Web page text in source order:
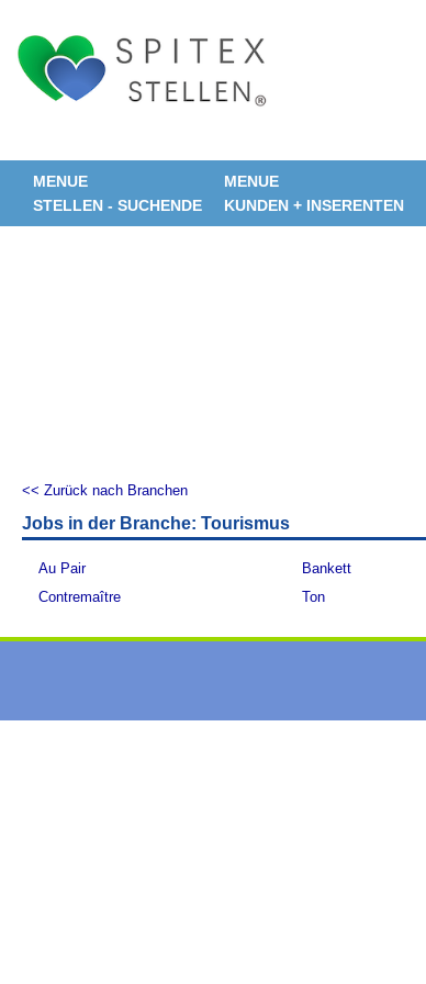
MENUE
STELLEN - SUCHENDE
MENUE
KUNDEN + INSERENTEN
<< Zurück nach Branchen
Jobs in der Branche: Tourismus
Au Pair Bankett
Contremaître
Ton